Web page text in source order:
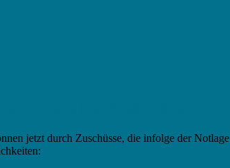
jetzt durch Zuschüsse, die infolge der